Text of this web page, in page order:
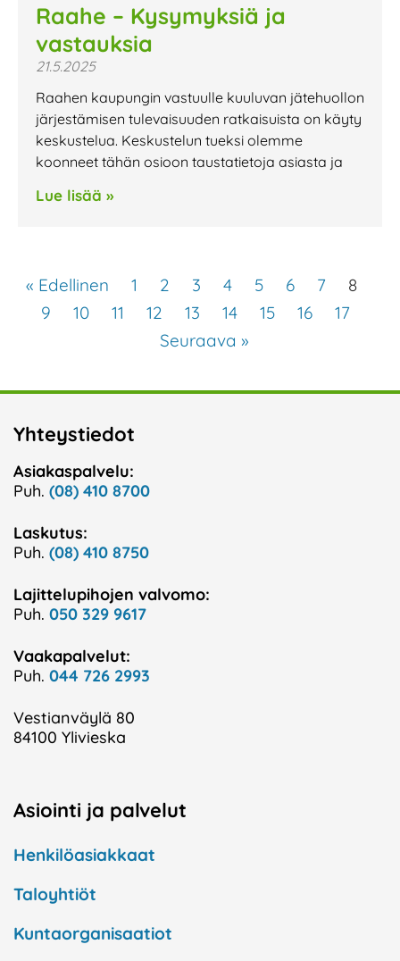
Raahe – Kysymyksiä ja
vastauksia
21.5.2025
Raahen kaupungin vastuulle kuuluvan jätehuollon
järjestämisen tulevaisuuden ratkaisuista on käyty
keskustelua. Keskustelun tueksi olemme
koonneet tähän osioon taustatietoja asiasta ja
Lue lisää »
« Edellinen 1 2 3 4 5 6 7
8
9
10 11 12 13 14 15 16
17
Seuraava »
Yhteystiedot
Asiakaspalvelu:
Puh. (08) 410 8700
Laskutus:
Puh. (08) 410 8750
Lajittelupihojen valvomo:
Puh. 050 329 9617
Vaakapalvelut:
Puh. 044 726 2993
Vestianväylä 80
84100 Ylivieska
Asiointi ja palvelut
Henkilöasiakkaat
Taloyhtiöt
Kuntaorganisaatiot